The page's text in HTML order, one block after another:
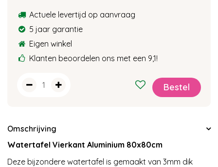
Actuele levertijd op aanvraag
5 jaar garantie
Eigen winkel
Klanten beoordelen ons met een 9,1!
Omschrijving
Watertafel Vierkant Aluminium 80x80cm
Deze bijzondere watertafel is gemaakt van 3mm dik